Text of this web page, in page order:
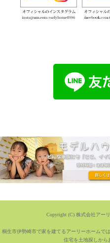
Copyright (C) 株式会社アー
桐生市伊勢崎市で家を建てるアーリーホームで
住宅を土地探しから